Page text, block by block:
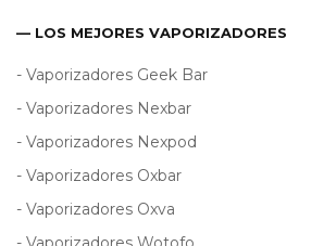
— LOS MEJORES VAPORIZADORES
- Vaporizadores Geek Bar
- Vaporizadores Nexbar
- Vaporizadores Nexpod
- Vaporizadores Oxbar
- Vaporizadores Oxva